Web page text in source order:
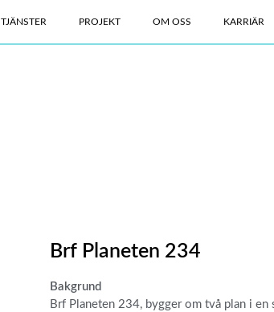
TJÄNSTER PROJEKT OM OSS KARRIÄR
Brf Planeten 234
Bakgrund
Brf Planeten 234, bygger om två plan i